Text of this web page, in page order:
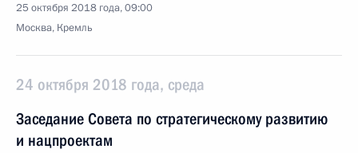
25 октября 2018 года, 09:00
Москва, Кремль
24 октября 2018 года, среда
Заседание Совета по стратегическому развитию
и нацпроектам